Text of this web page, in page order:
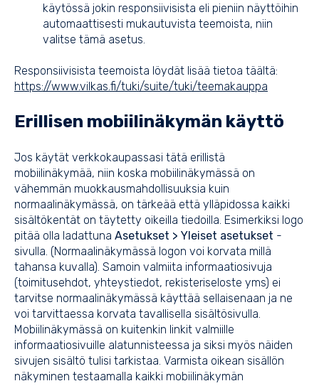
käytössä jokin responsiivisista eli pieniin näyttöihin
automaattisesti mukautuvista teemoista, niin
valitse tämä asetus.
Responsiivisista teemoista löydät lisää tietoa täältä:
https://www.vilkas.fi/tuki/suite/tuki/teemakauppa
Erillisen mobiilinäkymän käyttö
Jos käytät verkkokaupassasi tätä erillistä
mobiilinäkymää, niin koska mobiilinäkymässä on
vähemmän muokkausmahdollisuuksia kuin
normaalinäkymässä, on tärkeää että ylläpidossa kaikki
sisältökentät on täytetty oikeilla tiedoilla. Esimerkiksi logo
pitää olla ladattuna Asetukset > Yleiset asetukset -
sivulla. (Normaalinäkymässä logon voi korvata millä
tahansa kuvalla). Samoin valmiita informaatiosivuja
(toimitusehdot, yhteystiedot, rekisteriseloste yms) ei
tarvitse normaalinäkymässä käyttää sellaisenaan ja ne
voi tarvittaessa korvata tavallisella sisältösivulla.
Mobiilinäkymässä on kuitenkin linkit valmiille
informaatiosivuille alatunnisteessa ja siksi myös näiden
sivujen sisältö tulisi tarkistaa. Varmista oikean sisällön
näkyminen testaamalla kaikki mobiilinäkymän